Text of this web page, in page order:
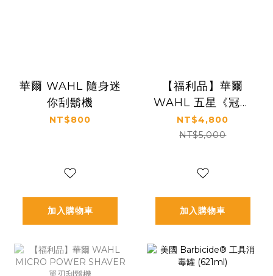
華爾 WAHL 隨身迷
你刮鬍機
NT$800
加入購物車
【福利品】華爾
WAHL 五星《冠軍
限定版》VAPOR
創 F32 新世代無線
NT$4,800
NT$5,000
加入購物車